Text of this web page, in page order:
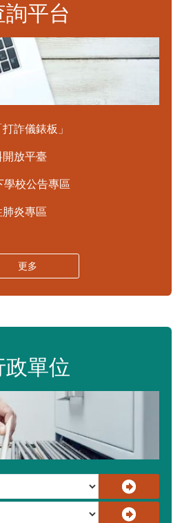
詢平台
詐儀錶板」
放平臺
學校公告專區
炎專區
更多
政單位